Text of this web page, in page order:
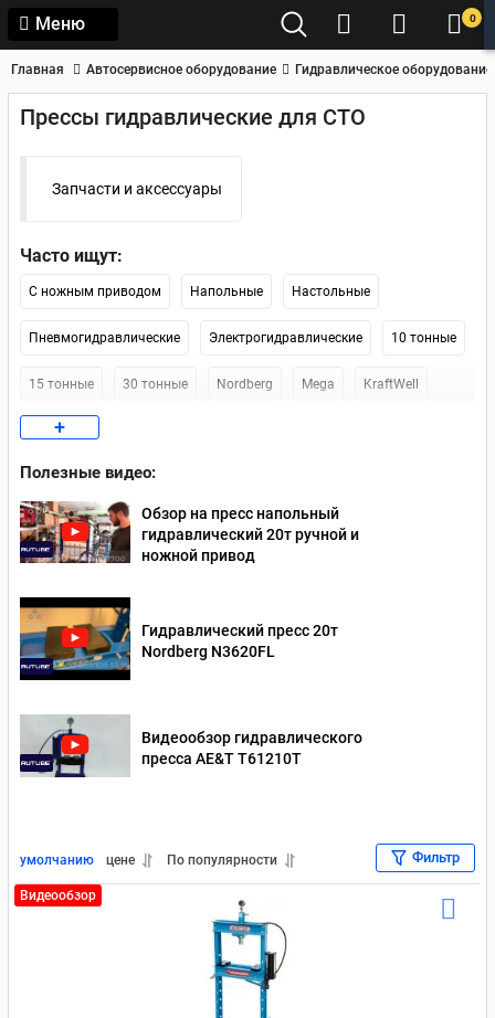
Меню 0
Главная Автосервисное оборудование Гидравлическое оборудование
Прессы гидравлические для СТО
Запчасти и аксессуары
Часто ищут:
С ножным приводом Напольные Настольные
Пневмогидравлические Электрогидравлические 10 тонные
15 тонные 30 тонные Nordberg Mega KraftWell
Werther-OMA
Напольный 30 тонн
+
Полезные видео:
Обзор на пресс напольный
гидравлический 20т ручной и
ножной привод
Гидравлический пресс 20т
Nordberg N3620FL
Видеообзор гидравлического
пресса AE&T T61210T
умолчанию цене По популярности Фильтр
Видеообзор